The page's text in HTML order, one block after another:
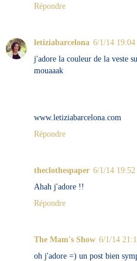
Répondre
letiziabarcelona 6/1/14 19:04
j'adore la couleur de la veste
mouaaak
www.letiziabarcelona.com
Répondre
theclothespaper 6/1/14 19:52
Ahah j'adore !!
Répondre
The Mam's Show 6/1/14
oh j'adore =) un post bien